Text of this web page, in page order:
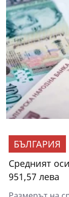
БЪЛГАРИЯ
Средният
951,57 лева